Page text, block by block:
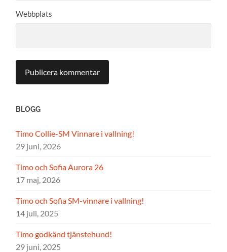
Webbplats
BLOGG
Timo Collie-SM Vinnare i vallning!
29 juni, 2026
Timo och Sofia Aurora 26
17 maj, 2026
Timo och Sofia SM-vinnare i vallning!
14 juli, 2025
Timo godkänd tjänstehund!
29 juni, 2025